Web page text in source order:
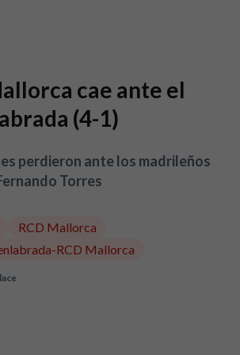
cae ante el
(4-1)
perdieron ante los madrileños
Torres
RCD Mallorca
RCD Mallorca